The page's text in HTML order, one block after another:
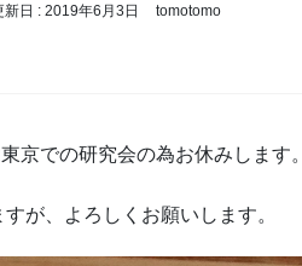
新日 :2019年6月3日 tomotomo
京での研究会の為お休みします。
が、よろしくお願いします。